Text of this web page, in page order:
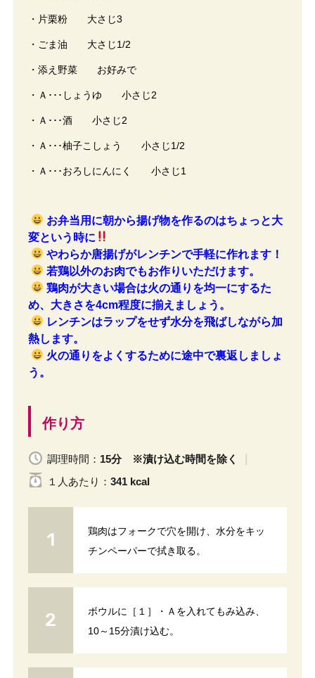
・片栗粉 大さじ3
・ごま油 大さじ1/2
・添え野菜 お好みで
・Ａ･･･しょうゆ 小さじ2
・Ａ･･･酒 小さじ2
・Ａ･･･柚子こしょう 小さじ1/2
・Ａ･･･おろしにんにく 小さじ1
お弁当用に朝から揚げ物を作るのはちょっと大
変という時に
やわらか唐揚げがレンチンで手軽に作れます！
若鶏以外のお肉でもお作りいただけます。
鶏肉が大きい場合は火の通りを均一にするた
め、大きさを4cm程度に揃えましょう。
レンチンはラップをせず水分を飛ばしながら加
熱します。
火の通りをよくするために途中で裏返しましょ
う。
作り方
調理時間： 15分 ※漬け込む時間を除く
１人 あたり ： 341 kcal
鶏肉はフォークで穴を開け、水分をキッ
チンペーパーで拭き取る。
ボウルに［１］・Ａを入れてもみ込み、
10～15分漬け込む。